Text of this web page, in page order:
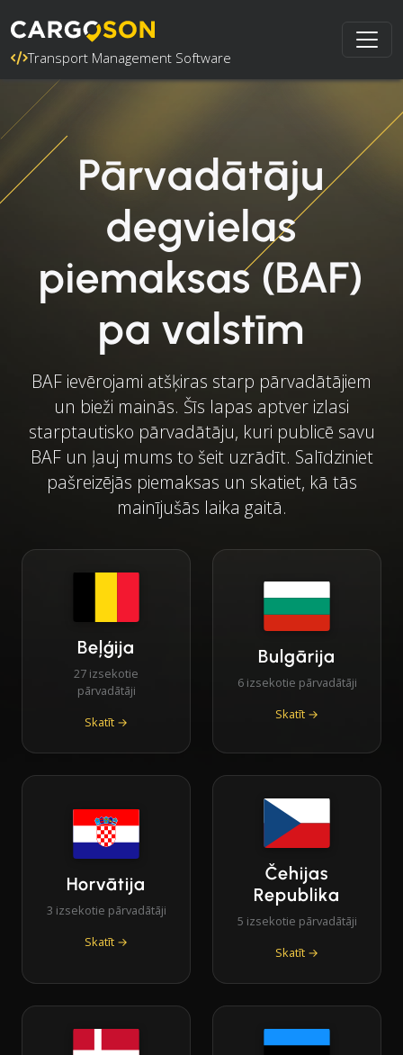
Transport Management Software
Pārvadātāju
degvielas
piemaksas (BAF)
pa valstīm
BAF ievērojami atšķiras starp pārvadātājiem
un bieži mainās. Šīs lapas aptver izlasi
starptautisko pārvadātāju, kuri publicē savu
BAF un ļauj mums to šeit uzrādīt. Salīdziniet
pašreizējās piemaksas un skatiet, kā tās
mainījušās laika gaitā.
Beļģija
27 izsekotie
pārvadātāji
Skatīt →
Bulgārija
6 izsekotie pārvadātāji
Skatīt →
Horvātija
3 izsekotie pārvadātāji
Skatīt →
Čehijas
Republika
5 izsekotie pārvadātāji
Skatīt →